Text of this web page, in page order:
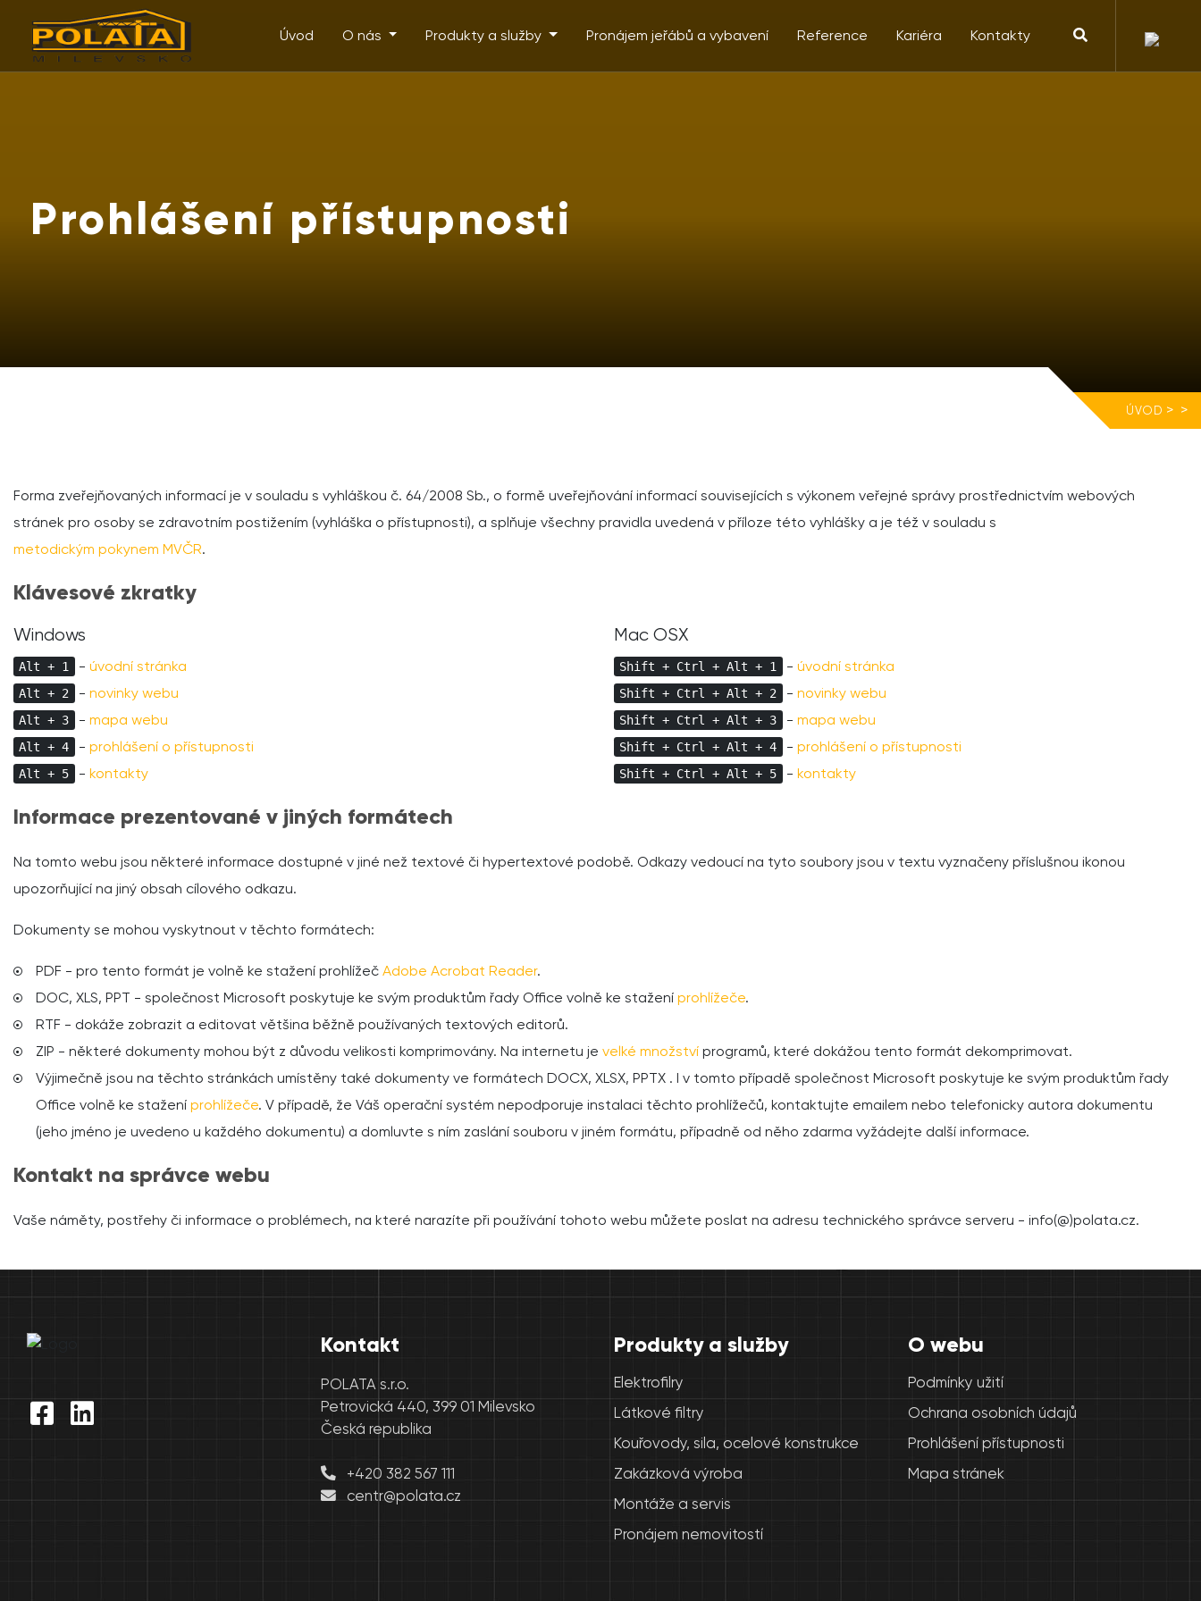
Úvod O nás Produkty a služby Pronájem jeřábů a vybavení Reference Kariéra Kontakty
Prohlášení přístupnosti
ÚVOD > >
Forma zveřejňovaných informací je v souladu s vyhláškou č. 64/2008 Sb., o formě uveřejňování informací souvisejících s výkonem veřejné správy prostřednictvím webových
stránek pro osoby se zdravotním postižením (vyhláška o přístupnosti), a splňuje všechny pravidla uvedená v příloze této vyhlášky a je též v souladu s
metodickým pokynem MVČR.
Klávesové zkratky
Windows
Alt + 1 - úvodní stránka
Alt + 2 - novinky webu
Alt + 3 - mapa webu
Alt + 4 - prohlášení o přístupnosti
Alt + 5 - kontakty
Mac OSX
Shift + Ctrl + Alt + 1 - úvodní stránka
Shift + Ctrl + Alt + 2 - novinky webu
Shift + Ctrl + Alt + 3 - mapa webu
Shift + Ctrl + Alt + 4 - prohlášení o přístupnosti
Shift + Ctrl + Alt + 5 - kontakty
Informace prezentované v jiných formátech
Na tomto webu jsou některé informace dostupné v jiné než textové či hypertextové podobě. Odkazy vedoucí na tyto soubory jsou v textu vyznačeny příslušnou ikonou
upozorňující na jiný obsah cílového odkazu.
Dokumenty se mohou vyskytnout v těchto formátech:
PDF - pro tento formát je volně ke stažení prohlížeč Adobe Acrobat Reader.
DOC, XLS, PPT - společnost Microsoft poskytuje ke svým produktům řady Office volně ke stažení prohlížeče.
RTF - dokáže zobrazit a editovat většina běžně používaných textových editorů.
ZIP - některé dokumenty mohou být z důvodu velikosti komprimovány. Na internetu je velké množství programů, které dokážou tento formát dekomprimovat.
Výjimečně jsou na těchto stránkách umístěny také dokumenty ve formátech DOCX, XLSX, PPTX . I v tomto případě společnost Microsoft poskytuje ke svým produktům řady
Office volně ke stažení prohlížeče. V případě, že Váš operační systém nepodporuje instalaci těchto prohlížečů, kontaktujte emailem nebo telefonicky autora dokumentu
(jeho jméno je uvedeno u každého dokumentu) a domluvte s ním zaslání souboru v jiném formátu, případně od něho zdarma vyžádejte další informace.
Kontakt na správce webu
Vaše náměty, postřehy či informace o problémech, na které narazíte při používání tohoto webu můžete poslat na adresu technického správce serveru - info(@)polata.cz.
Kontakt
POLATA s.r.o.
Petrovická 440, 399 01 Milevsko
Česká republika
+420 382 567 111
centr@polata.cz
Produkty a služby
Elektrofilry
Látkové filtry
Kouřovody, sila, ocelové konstrukce
Zakázková výroba
Montáže a servis
Pronájem nemovitostí
O webu
Podmínky užití
Ochrana osobních údajů
Prohlášení přístupnosti
Mapa stránek